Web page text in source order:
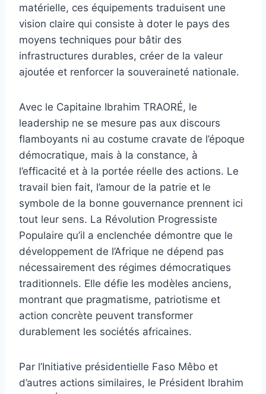
matérielle, ces équipements traduisent une
vision claire qui consiste à doter le pays des
moyens techniques pour bâtir des
infrastructures durables, créer de la valeur
ajoutée et renforcer la souveraineté nationale.
Avec le Capitaine Ibrahim TRAORÉ, le
leadership ne se mesure pas aux discours
flamboyants ni au costume cravate de l’époque
démocratique, mais à la constance, à
l’efficacité et à la portée réelle des actions. Le
travail bien fait, l’amour de la patrie et le
symbole de la bonne gouvernance prennent ici
tout leur sens. La Révolution Progressiste
Populaire qu’il a enclenchée démontre que le
développement de l’Afrique ne dépend pas
nécessairement des régimes démocratiques
traditionnels. Elle défie les modèles anciens,
montrant que pragmatisme, patriotisme et
action concrète peuvent transformer
durablement les sociétés africaines.
Par l’Initiative présidentielle Faso Mêbo et
d’autres actions similaires, le Président Ibrahim